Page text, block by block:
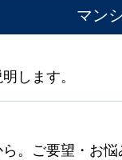
マン
します。
。ご要望・お悩